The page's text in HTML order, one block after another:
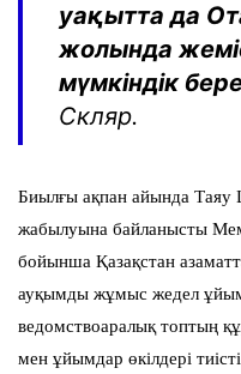
уақытта да
жолында
мүмкіндік
Скляр.
Биылғы ақпан айында Таяу
жабылуына байланысты
бойынша Қазақстан
ауқымды жұмыс жедел
ведомствоаралық топтың
мен ұйымдар өкілдері